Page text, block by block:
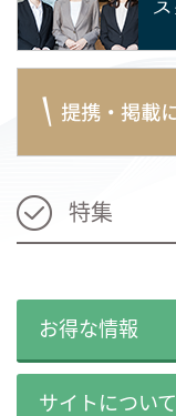
特集
お得な情報
サイトについて